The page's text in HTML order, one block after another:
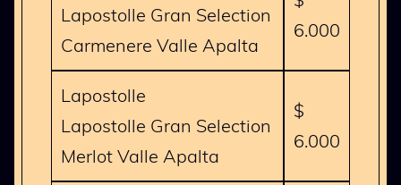
Lapostolle Gran Selection
Carmenere Valle Apalta
6.000
Lapostolle
Lapostolle Gran Selection
Merlot Valle Apalta
$
6.000